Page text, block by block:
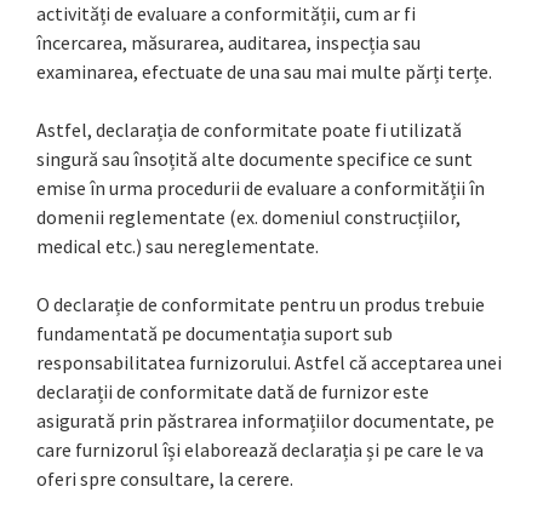
activități de evaluare a conformității, cum ar fi
încercarea, măsurarea, auditarea, inspecția sau
examinarea, efectuate de una sau mai multe părți terțe.
Astfel, declarația de conformitate poate fi utilizată
singură sau însoțită alte documente specifice ce sunt
emise în urma procedurii de evaluare a conformității în
domenii reglementate (ex. domeniul construcțiilor,
medical etc.) sau nereglementate.
O declarație de conformitate pentru un produs trebuie
fundamentată pe documentația suport sub
responsabilitatea furnizorului. Astfel că acceptarea unei
declarații de conformitate dată de furnizor este
asigurată prin păstrarea informațiilor documentate, pe
care furnizorul își elaborează declarația și pe care le va
oferi spre consultare, la cerere.